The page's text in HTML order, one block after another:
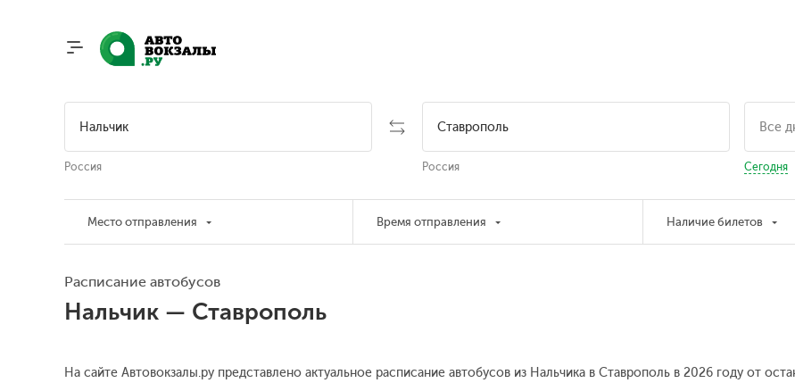
Россия Россия Сегодня
Место отправления Время отправления Наличие билетов
Расписание автобусов
Нальчик — Ставрополь
На сайте Автовокзалы.ру представлено актуальное расписание автобусов из Нальчика в Ставрополь в 2026 году от